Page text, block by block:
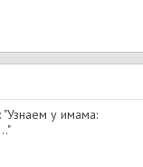
у имама: